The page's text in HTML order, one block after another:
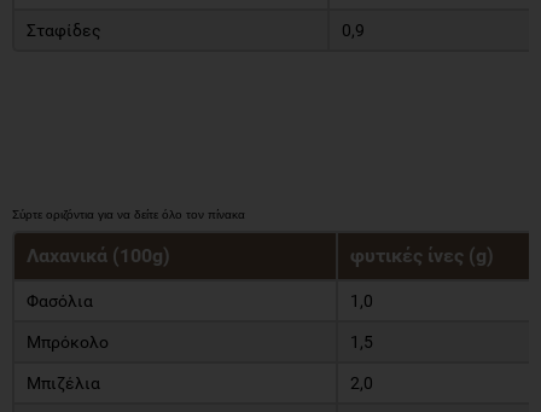
Σταφίδες 0,9
Λαχανικά (100g) φυτικές ίνες (g)
Φασόλια 1,0
Μπρόκολο 1,5
Μπιζέλια 2,0